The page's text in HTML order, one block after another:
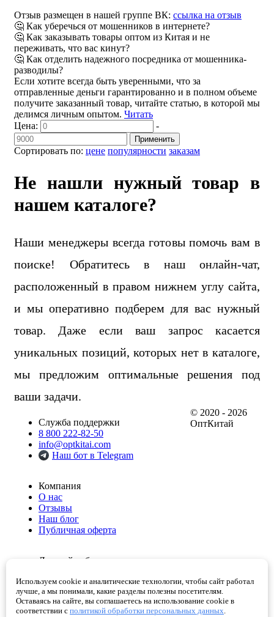
Отзыв размещен в нашей группе ВК: ссылка на отзыв
🤔 Как уберечься от мошенников в интернете?
🤔 Как заказывать товары оптом из Китая и не
переживать, что вас кинут?
🤔 Как отделить надежного посредника от мошенника-
разводилы?
Если хотите всегда быть уверенными, что за
отправленные деньги гарантированно и в полном объеме
получите заказанный товар, читайте статью, в которой мы
делимся личным опытом. Читать
Сортировать по: цене популярности заказам
Цена: -
Применить
Не нашли нужный товар в
нашем каталоге?
Наши менеджеры всегда готовы помочь вам в
поиске! Обратитесь в наш онлайн-чат,
расположенный в правом нижнем углу сайта,
и мы оперативно подберем для вас нужный
товар. Даже если ваш запрос касается
уникальных позиций, которых нет в каталоге,
мы предложим оптимальные решения под
ваши задачи.
Служба поддержки
8 800 222-82-50
info@optkitai.com
Наш бот в Telegram
Компания
О нас
Отзывы
Наш блог
Публичная оферта
Личный кабинет
Избранное
Корзина
Проверенные поставщики
© 2020 - 2026
ОптКитай
Используем cookie и аналитические технологии, чтобы сайт работал
лучше, а мы понимали, какие разделы полезны посетителям.
Оставаясь на сайте, вы соглашаетесь на использование cookie в
соответствии с политикой обработки персональных данных.